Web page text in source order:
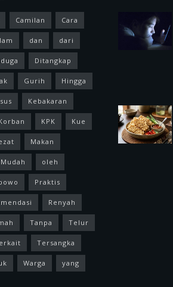
Camilan Cara
dan dari
Ditangkap
Gurih Hingga
Kebakaran
KPK Kue
Makan
Mudah oleh
Praktis
Renyah
Tanpa Telur
Tersangka
Warga yang